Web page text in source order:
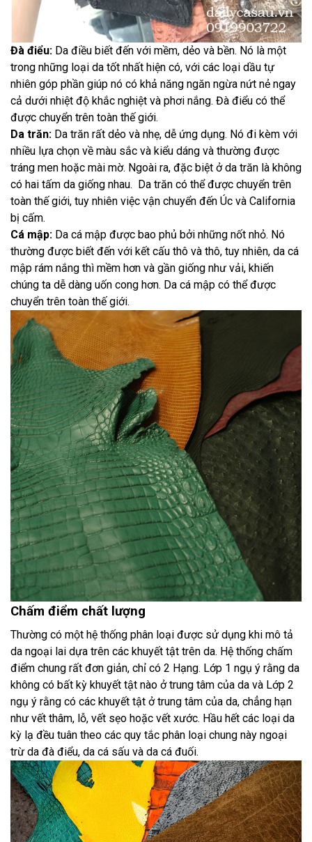
Đà điểu: Da điều biết đến với mềm, dẻo và bền. Nó là một
trong những loại da tốt nhất hiện có, với các loại dầu tự
nhiên góp phần giúp nó có khả năng ngăn ngừa nứt nẻ ngay
cả dưới nhiệt độ khắc nghiệt và phơi nắng. Đà điểu có thể
được chuyển trên toàn thế giới.
Da trăn: Da trăn rất dẻo và nhẹ, dễ ứng dụng. Nó đi kèm với
nhiều lựa chọn về màu sắc và kiểu dáng và thường được
tráng men hoặc mài mờ. Ngoài ra, đặc biệt ở da trăn là không
có hai tấm da giống nhau. Da trăn có thể được chuyển trên
toàn thế giới, tuy nhiên việc vận chuyển đến Úc và California
bị cấm.
Cá mập: Da cá mập được bao phủ bởi những nốt nhỏ. Nó
thường được biết đến với kết cấu thô và thô, tuy nhiên, da cá
mập rám nắng thì mềm hơn và gần giống như vải, khiến
chúng ta dễ dàng uốn cong hơn. Da cá mập có thể được
chuyển trên toàn thế giới.
Chấm điểm chất lượng
Thường có một hệ thống phân loại được sử dụng khi mô tả
da ngoại lai dựa trên các khuyết tật trên da. Hệ thống chấm
điểm chung rất đơn giản, chỉ có 2 Hạng. Lớp 1 ngụ ý rằng da
không có bất kỳ khuyết tật nào ở trung tâm của da và Lớp 2
ngụ ý rằng có các khuyết tật ở trung tâm của da, chẳng hạn
như vết thâm, lỗ, vết sẹo hoặc vết xước. Hầu hết các loại da
kỳ lạ đều tuân theo các quy tắc phân loại chung này ngoại
trừ da đà điểu, da cá sấu và da cá đuối.